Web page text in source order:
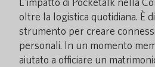
oltre la logistica quotidiana. È
strumento per creare
personali. In un momento
aiutato a officiare un